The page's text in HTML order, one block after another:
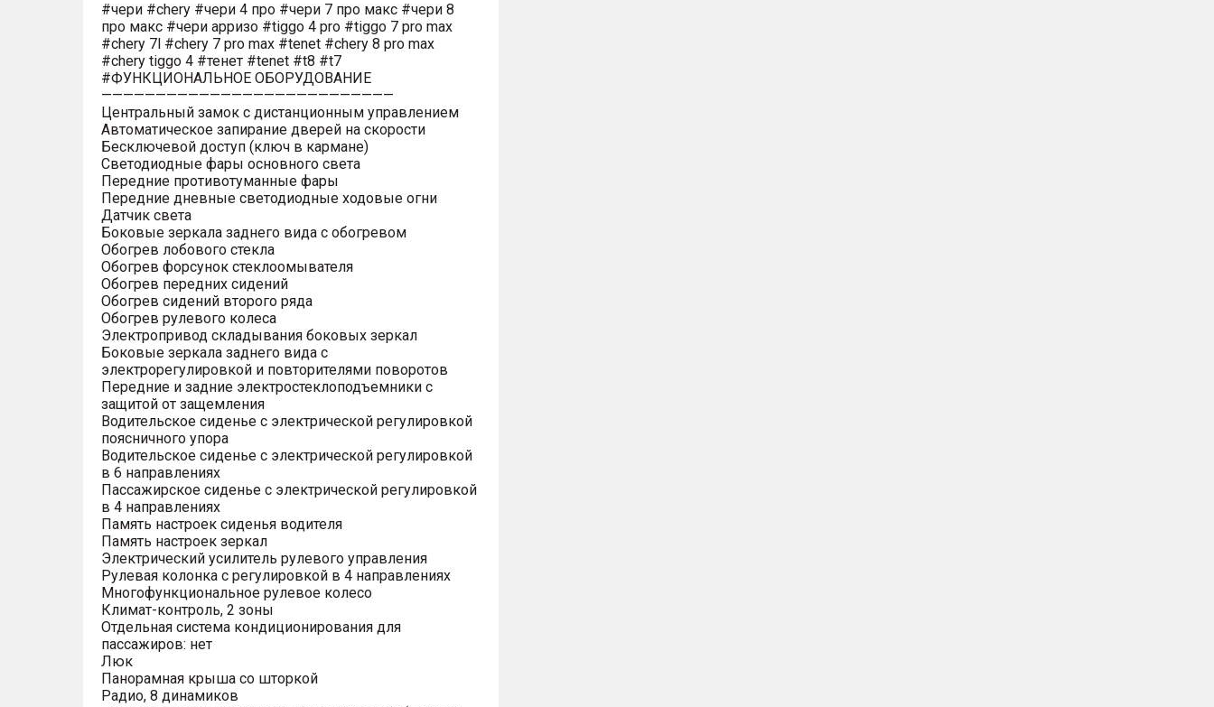
#чери #chery #чери 4 про #чери 7 про макс #чери 8
про макс #чери арризо #tiggo 4 pro #tiggo 7 pro max
#chery 7l #chery 7 pro max #tenet #chery 8 pro max
#chery tiggo 4 #тенет #tenet #t8 #t7
#ФУНКЦИОНАЛЬНОЕ ОБОРУДОВАНИЕ
———————————————————————————
Центральный замок с дистанционным управлением
Автоматическое запирание дверей на скорости
Бесключевой доступ (ключ в кармане)
Светодиодные фары основного света
Передние противотуманные фары
Передние дневные светодиодные ходовые огни
Датчик света
Боковые зеркала заднего вида с обогревом
Обогрев лобового стекла
Обогрев форсунок стеклоомывателя
Обогрев передних сидений
Обогрев сидений второго ряда
Обогрев рулевого колеса
Электропривод складывания боковых зеркал
Боковые зеркала заднего вида с
электрорегулировкой и повторителями поворотов
Передние и задние электростеклоподъемники с
защитой от защемления
Водительское сиденье с электрической регулировкой
поясничного упора
Водительское сиденье с электрической регулировкой
в 6 направлениях
Пассажирское сиденье с электрической регулировкой
в 4 направлениях
Память настроек сиденья водителя
Память настроек зеркал
Электрический усилитель рулевого управления
Рулевая колонка с регулировкой в 4 направлениях
Многофункциональное рулевое колесо
Климат-контроль, 2 зоны
Отдельная система кондиционирования для
пассажиров: нет
Люк
Панорамная крыша со шторкой
Радио, 8 динамиков